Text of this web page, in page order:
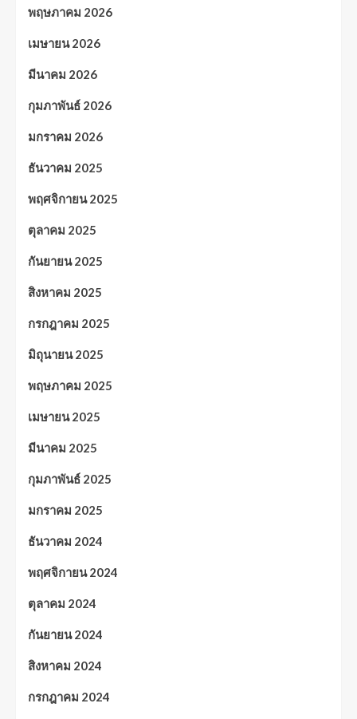
พฤษภาคม 2026
เมษายน 2026
มีนาคม 2026
กุมภาพันธ์ 2026
มกราคม 2026
ธันวาคม 2025
พฤศจิกายน 2025
ตุลาคม 2025
กันยายน 2025
สิงหาคม 2025
กรกฎาคม 2025
มิถุนายน 2025
พฤษภาคม 2025
เมษายน 2025
มีนาคม 2025
กุมภาพันธ์ 2025
มกราคม 2025
ธันวาคม 2024
พฤศจิกายน 2024
ตุลาคม 2024
กันยายน 2024
สิงหาคม 2024
กรกฎาคม 2024